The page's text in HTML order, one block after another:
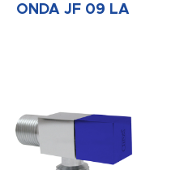
ONDA JF 09 LA